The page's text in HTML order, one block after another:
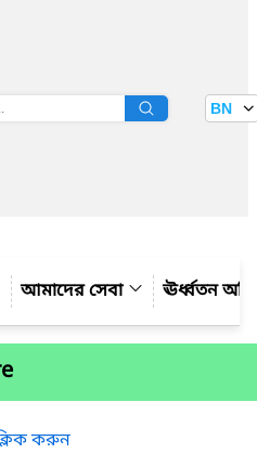
বাতায়ন BN
আমাদের সেবা ঊর্ধ্বতন
করুন